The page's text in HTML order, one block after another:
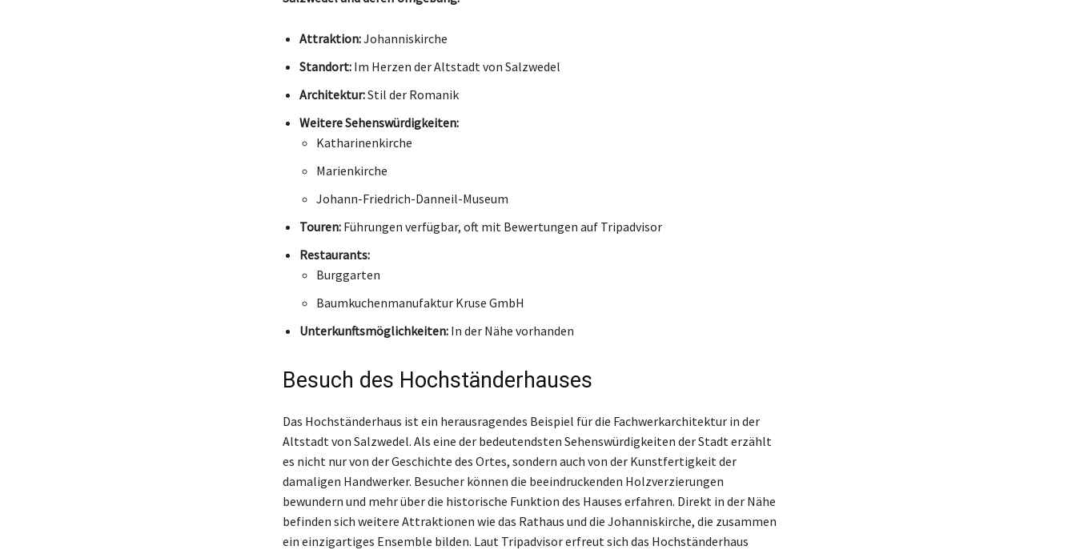
Attraktion:Johanniskirche
Standort:Im Herzen der Altstadt von Salzwedel
Architektur:Stil der Romanik
Weitere Sehenswürdigkeiten:
Katharinenkirche
Marienkirche
Johann-Friedrich-Danneil-Museum
Touren:Führungen verfügbar, oft mit Bewertungen auf Tripadvisor
Restaurants:
Burggarten
Baumkuchenmanufaktur Kruse GmbH
Unterkunftsmöglichkeiten:In der Nähe vorhanden
Besuch des Hochständerhauses
Das Hochständerhaus ist ein herausragendes Beispiel für die Fachwerkarchitektur in der
Altstadt von Salzwedel. Als eine der bedeutendsten Sehenswürdigkeiten der Stadt erzählt
es nicht nur von der Geschichte des Ortes, sondern auch von der Kunstfertigkeit der
damaligen Handwerker. Besucher können die beeindruckenden Holzverzierungen
bewundern und mehr über die historische Funktion des Hauses erfahren. Direkt in der Nähe
befinden sich weitere Attraktionen wie das Rathaus und die Johanniskirche, die zusammen
ein einzigartiges Ensemble bilden. Laut Tripadvisor erfreut sich das Hochständerhaus